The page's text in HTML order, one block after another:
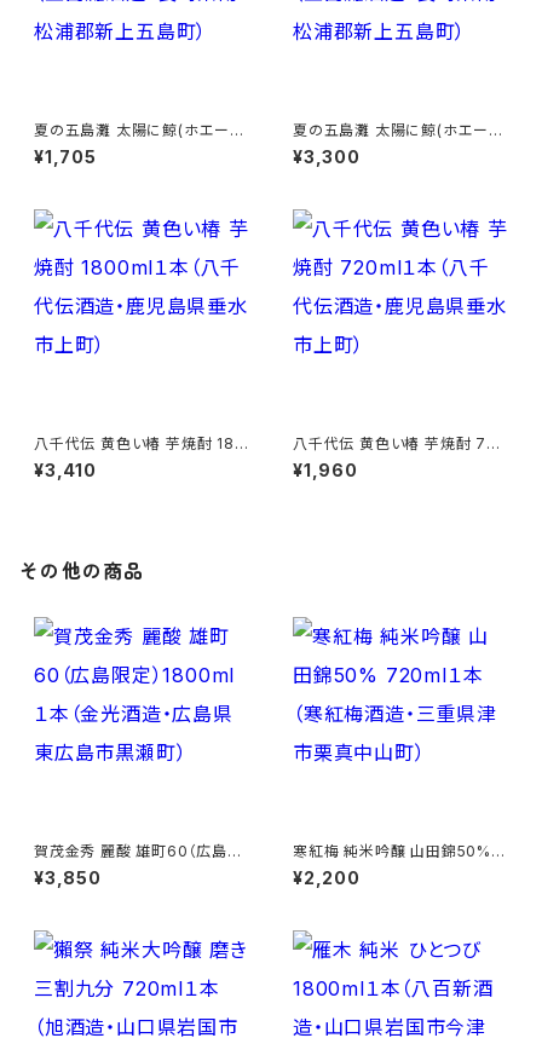
夏の五島灘 太陽に鯨(ホエー
ル) 720ml１本（五島灘酒造・長
崎県南松浦郡新上五島町）
¥1,705
夏の五島灘 太陽に鯨(ホエー
ル) 1800ml１本（五島灘酒造・
長崎県南松浦郡新上五島町）
¥3,300
八千代伝 黄色い椿 芋焼酎 180
0ml１本（八千代伝酒造・鹿児島
県垂水市上町）
¥3,410
八千代伝 黄色い椿 芋焼酎 720
ml１本（八千代伝酒造・鹿児島
県垂水市上町）
¥1,960
その他の商品
賀茂金秀 麗酸 雄町60（広島限
定）1800ml１本（金光酒造・広
島県東広島市黒瀬町）
¥3,850
寒紅梅 純米吟醸 山田錦50% 7
20ml１本（寒紅梅酒造・三重県
津市栗真中山町）
¥2,200